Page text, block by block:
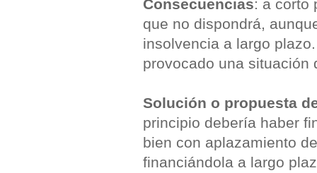
Consecuencias: a corto
que no dispondrá,
insolvencia a largo
provocado una situación
Solución o propuesta
principio debería haber
bien con aplazamiento
financiándola a largo